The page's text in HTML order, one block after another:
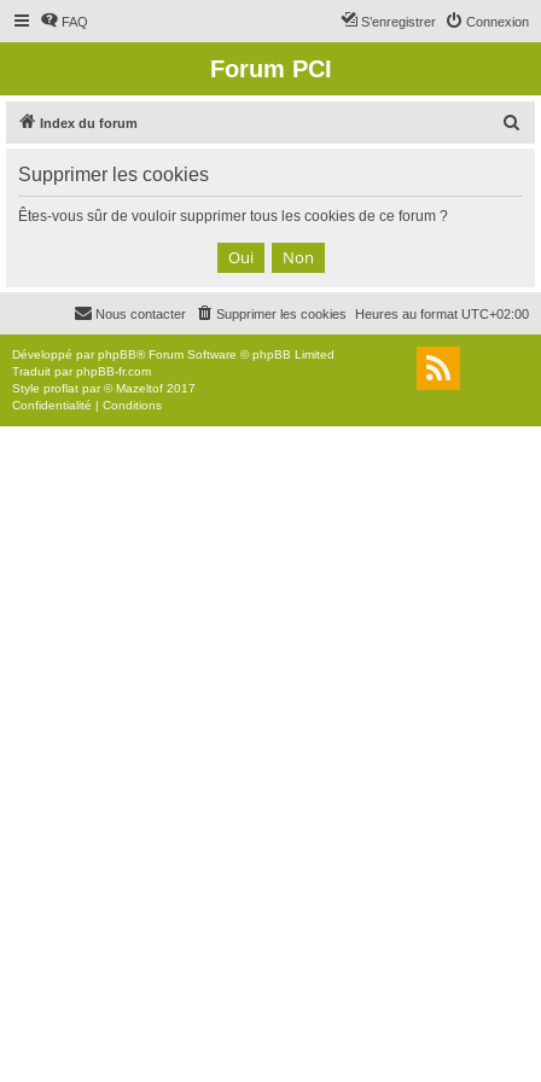
FAQ Connexion
S’enregistrer
Forum PCI
Index du forum
c
Supprimer les cookies
Êtes-vous sûr de vouloir supprimer tous les cookies de ce forum ?
Heures au format UTC+02:00
Supprimer les cookies
Nous contacter
Développé parphpBB® Forum Software © phpBB Limited
Traduit parphpBB-fr.com
Style proflat par ©Mazeltof 2017
Confidentialité | Conditions